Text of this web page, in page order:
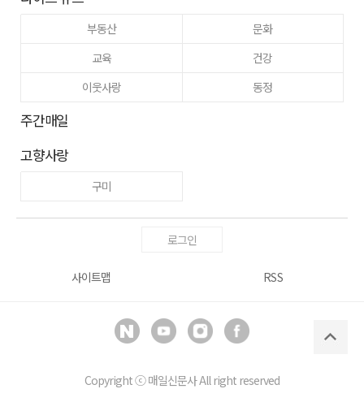
부동산
문화
교육
건강
이웃사랑
동정
주간매일
고향사랑
구미
로그인
사이트맵 RSS
Copyright ⓒ매일신문사All right reserved